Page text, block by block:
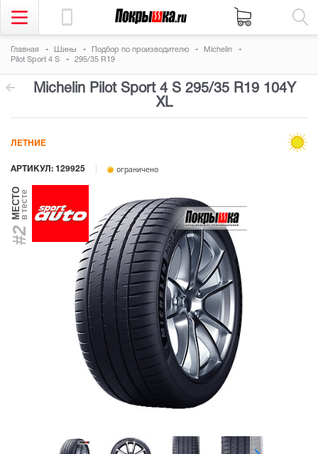
Главная Шины Подбор по производителю
Michelin
Pilot Sport 4 S
295/35 R19
Michelin Pilot Sport 4 S 295/35 R19 104Y
XL
АРТИКУЛ: 129925 ограничено
ЛЕТНИЕ
#2
МЕСТОв тесте